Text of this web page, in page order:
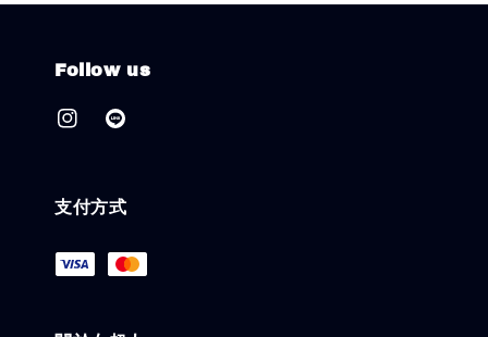
Follow us
支付方式